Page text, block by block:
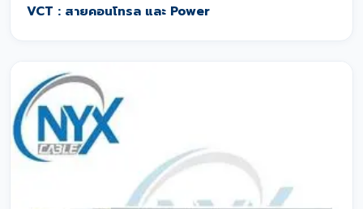
VCT : สายคอนโทรล และ Power